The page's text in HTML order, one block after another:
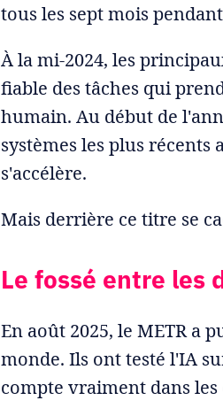
tous les sept mois
À la mi-2024, les
fiable des tâches qui
humain. Au début de
systèmes les plus
s'accélère.
Mais derrière ce titre se
Le fossé entre les
En août 2025, le METR
monde. Ils ont testé l'IA
compte vraiment dans